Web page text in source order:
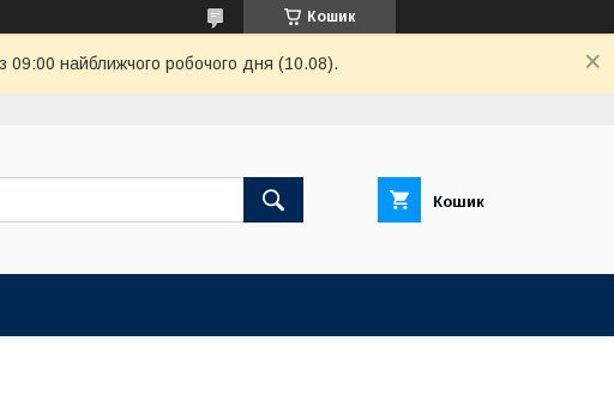
Кошик
09:00 найближчого робочого дня (10.08).
Кошик